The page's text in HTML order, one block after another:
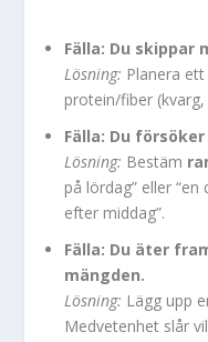
Fälla: Du skippar
Lösning: Planera
protein/fiber
Fälla: Du
Lösning: Bestäm
på lördag” eller
efter middag”.
Fälla: Du äter
mängden.
Lösning: Lägg upp
Medvetenhet slår